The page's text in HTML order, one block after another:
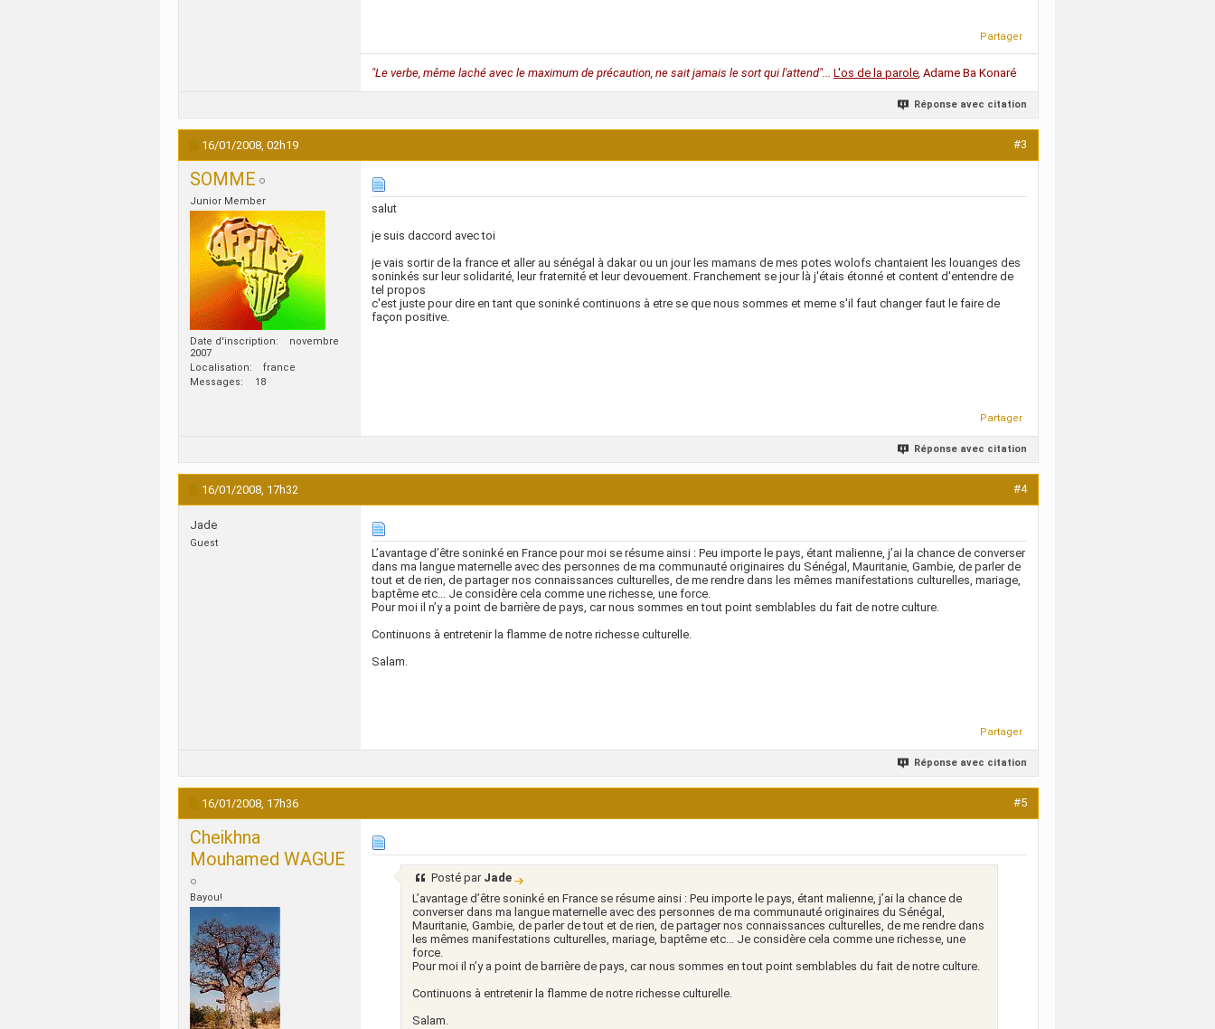
Partager
"Le verbe, même laché avec le maximum de précaution, ne sait jamais le sort qui l'attend"... L'os de la parole, Adame Ba Konaré
Réponse avec citation
16/01/2008, 02h19 #3
SOMME
Junior Member
Date d'inscription
novembre
2007
Localisation
france
Messages
18
salut
je suis daccord avec toi
je vais sortir de la france et aller au sénégal à dakar ou un jour les mamans de mes potes wolofs chantaient les louanges des
soninkés sur leur solidarité, leur fraternité et leur devouement. Franchement se jour là j'étais étonné et content d'entendre de
tel propos
c'est juste pour dire en tant que soninké continuons à etre se que nous sommes et meme s'il faut changer faut le faire de
façon positive.
Partager
Réponse avec citation
16/01/2008, 17h32 #4
Jade
Guest
L’avantage d’être soninké en France pour moi se résume ainsi : Peu importe le pays, étant malienne, j’ai la chance de converser
dans ma langue maternelle avec des personnes de ma communauté originaires du Sénégal, Mauritanie, Gambie, de parler de
tout et de rien, de partager nos connaissances culturelles, de me rendre dans les mêmes manifestations culturelles, mariage,
baptême etc... Je considère cela comme une richesse, une force.
Pour moi il n’y a point de barrière de pays, car nous sommes en tout point semblables du fait de notre culture.
Continuons à entretenir la flamme de notre richesse culturelle.
Salam.
Partager
Réponse avec citation
16/01/2008, 17h36 #5
Cheikhna
Mouhamed WAGUE
Bayou!
Posté par Jade
L’avantage d’être soninké en France se résume ainsi : Peu importe le pays, étant malienne, j’ai la chance de
converser dans ma langue maternelle avec des personnes de ma communauté originaires du Sénégal,
Mauritanie, Gambie, de parler de tout et de rien, de partager nos connaissances culturelles, de me rendre dans
les mêmes manifestations culturelles, mariage, baptême etc... Je considère cela comme une richesse, une
force.
Pour moi il n’y a point de barrière de pays, car nous sommes en tout point semblables du fait de notre culture.
Continuons à entretenir la flamme de notre richesse culturelle.
Salam.